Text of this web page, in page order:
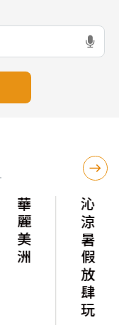
華麗美洲 沁涼暑假放肆玩